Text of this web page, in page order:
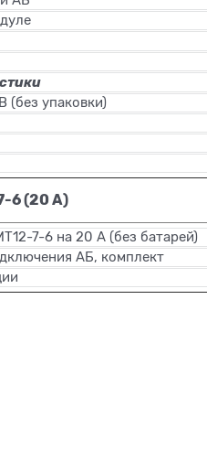
(без упаковки)
6 (20 А)
7-6 на 20 А (без батарей)
АБ, комплект